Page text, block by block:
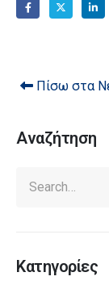
Πίσω στα
Αναζήτηση
Κατηγορίες